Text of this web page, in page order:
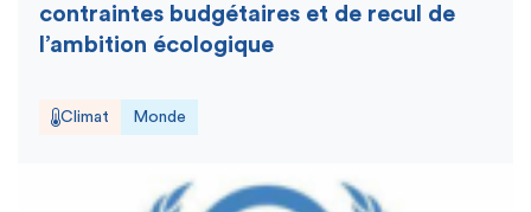
contraintes budgétaires et de recul de
l’ambition écologique
Climat Monde